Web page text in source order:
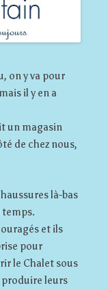
on y va pour
il y en a
un magasin
de chez nous,
là-bas
temps.
et ils
pour
le Chalet sous
leurs